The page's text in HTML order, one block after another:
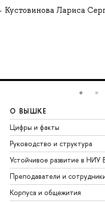
Кустовинова Лариса
О ВЫШКЕ
Цифры и факты
Руководство и структура
Устойчивое развитие в
Преподаватели и
Корпуса и общежития